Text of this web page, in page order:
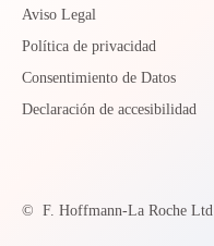
Aviso Legal
Política de privacidad
Consentimiento de Datos
Declaración de accesibilidad
© F. Hoffmann-La Roche Ltd